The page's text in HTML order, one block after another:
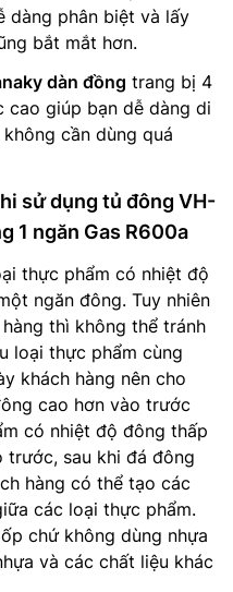
dàng phân biệt và lấy
bắt mắt hơn.
dàn đồng trang bị 4
cao giúp bạn dễ dàng di
cần dùng quá
sử dụng tủ đông VH-
1 ngăn Gas R600a
thực phẩm có nhiệt độ
ngăn đông. Tuy nhiên
thì không thể tránh
loại thực phẩm cùng
khách hàng nên cho
cao hơn vào trước
có nhiệt độ đông thấp
trước, sau khi đá đông
hàng có thể tạo các
các loại thực phẩm.
chứ không dùng nhựa
và các chất liệu khác